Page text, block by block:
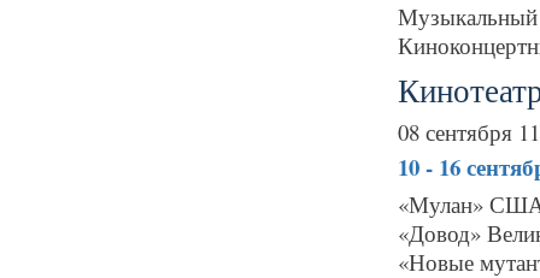
08 сентября
10 - 16
«Мулан»
«Довод»
«Новые